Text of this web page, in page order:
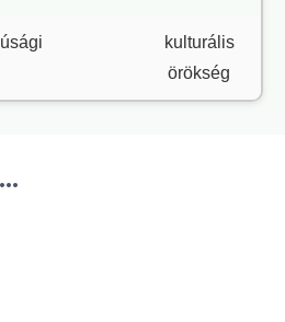
kulturális
örökség